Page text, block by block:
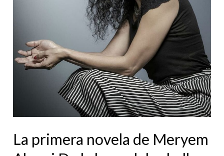
La primera novela de Meryem
boca
del
revela